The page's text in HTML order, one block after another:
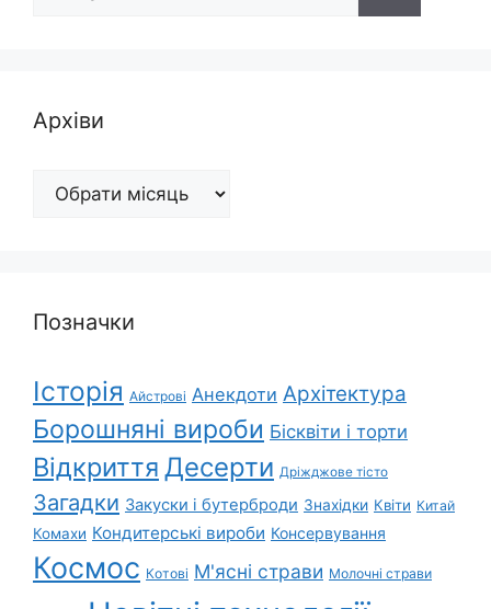
Архіви
Архіви
Позначки
Історія Айстрові Анекдоти Архітектура
Борошняні вироби Бісквіти і торти
Відкриття Десерти Дріжджове тісто
Загадки Закуски і бутерброди Знахідки Квіти Китай
Комахи Кондитерські вироби Консервування
Космос Котові М'ясні страви Молочні страви